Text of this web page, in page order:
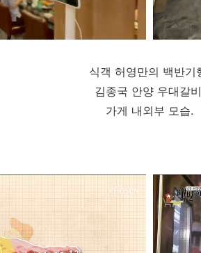
식객 허영만의 백반
김종국 안양 우대갈
가게 내외부 모습.